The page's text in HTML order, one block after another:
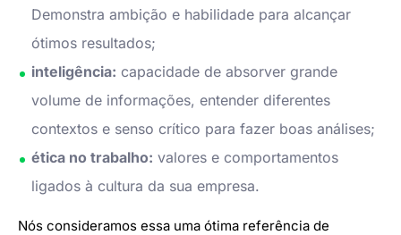
Demonstra ambição e habilidade para alcançar
ótimos resultados;
inteligência: capacidade de absorver grande
volume de informações, entender diferentes
contextos e senso crítico para fazer boas análises;
ética no trabalho: valores e comportamentos
ligados à cultura da sua empresa.
Nós consideramos essa uma ótima referência de